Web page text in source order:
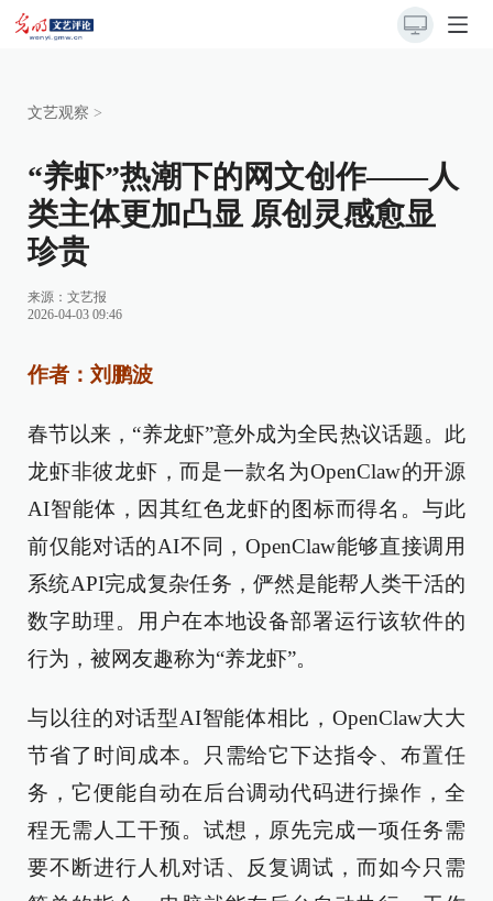
文艺观察 >
“养虾”热潮下的网文创作——人
类主体更加凸显 原创灵感愈显
珍贵
来源： 文艺报
2026-04-03 09:46
作者：刘鹏波
春节以来，“养龙虾”意外成为全民热议话题。此
龙虾非彼龙虾，而是一款名为OpenClaw的开源
AI智能体，因其红色龙虾的图标而得名。与此
前仅能对话的AI不同，OpenClaw能够直接调用
系统API完成复杂任务，俨然是能帮人类干活的
数字助理。用户在本地设备部署运行该软件的
行为，被网友趣称为“养龙虾”。
与以往的对话型AI智能体相比，OpenClaw大大
节省了时间成本。只需给它下达指令、布置任
务，它便能自动在后台调动代码进行操作，全
程无需人工干预。试想，原先完成一项任务需
要不断进行人机对话、反复调试，而如今只需